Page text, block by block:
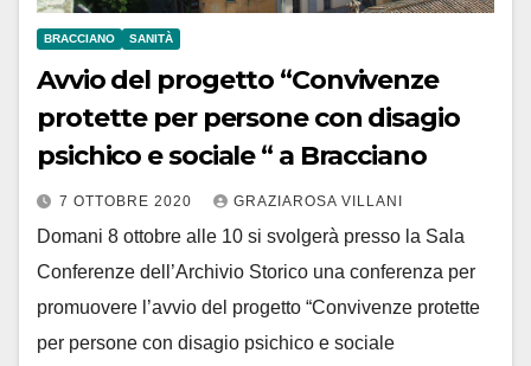
BRACCIANO SANITÀ
Avvio del progetto “Convivenze
protette per persone con disagio
psichico e sociale “ a Bracciano
7 OTTOBRE 2020 GRAZIAROSA VILLANI
Domani 8 ottobre alle 10 si svolgerà presso la Sala
Conferenze dell’Archivio Storico una conferenza per
promuovere l’avvio del progetto “Convivenze protette
per persone con disagio psichico e sociale